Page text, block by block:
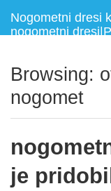
Nogometni dresi
nogometni
Browsing:
nogomet
je